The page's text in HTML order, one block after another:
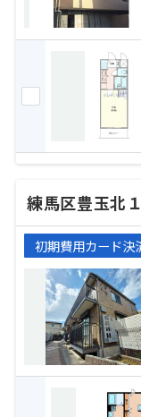
練馬区豊玉北
初期費用カード決